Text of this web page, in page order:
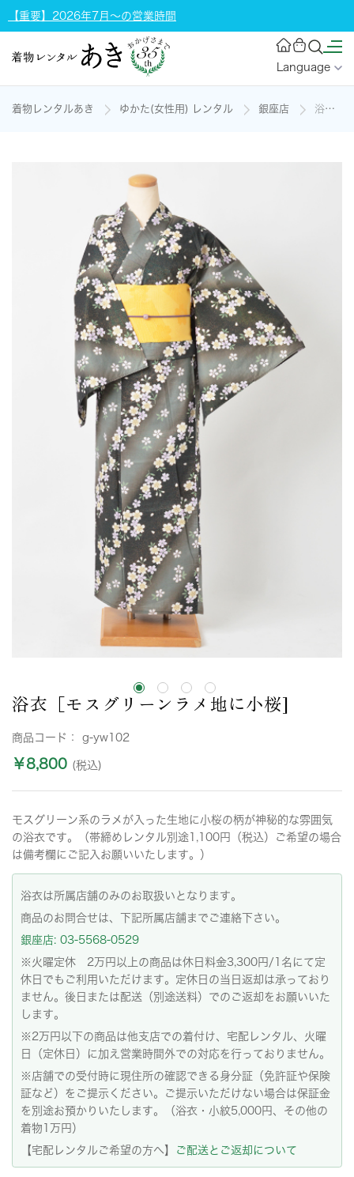
【重要】2026年7月～の営業時間
Language
着物レンタルあき ゆかた(女性用) レンタル 銀座店 浴衣［モスグリーンラメ地に小桜]の着物レンタル
浴衣［モスグリーンラメ地に小桜]
商品コード： g-yw102
￥8,800 (税込)
モスグリーン系のラメが入った生地に小桜の柄が神秘的な雰囲気
の浴衣です。（帯締めレンタル別途1,100円（税込）ご希望の場合
は備考欄にご記入お願いいたします。）
浴衣は所属店舗のみのお取扱いとなります。
商品のお問合せは、下記所属店舗までご連絡下さい。
銀座店: 03-5568-0529
※火曜定休 2万円以上の商品は休日料金3,300円/1名にて定
休日でもご利用いただけます。定休日の当日返却は承っており
ません。後日または配送（別途送料）でのご返却をお願いいた
します。
※2万円以下の商品は他支店での着付け、宅配レンタル、火曜
日（定休日）に加え営業時間外での対応を行っておりません。
※店舗での受付時に現住所の確認できる身分証（免許証や保険
証など）をご提示ください。ご提示いただけない場合は保証金
を別途お預かりいたします。（浴衣・小紋5,000円、その他の
着物1万円）
【宅配レンタルご希望の方へ】
ご配送とご返却について